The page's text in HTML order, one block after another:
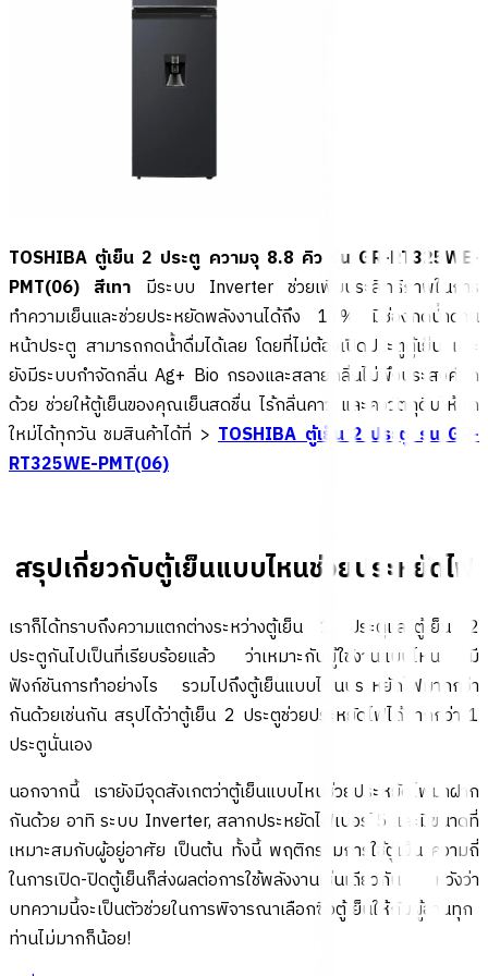
TOSHIBA ตู้เย็น 2 ประตู ความจุ 8.8 คิว รุ่น GR-RT325WE-
PMT(06) สีเทา มีระบบ Inverter ช่วยเพิ่มประสิทธิภาพในการ
ทำความเย็นและช่วยประหยัดพลังงานได้ถึง 17% มีช่องกดน้ำด้าน
หน้าประตู สามารถกดน้ำดื่มได้เลย โดยที่ไม่ต้องเปิดประตูตู้เย็น และ
ยังมีระบบกำจัดกลิ่น Ag+ Bio กรองและสลายกลิ่นไม่พึงประสงค์อีก
ด้วย ช่วยให้ตู้เย็นของคุณเย็นสดชื่น ไร้กลิ่นคาว และคงวัตถุดิบให้สด
ใหม่ได้ทุกวัน ชมสินค้าได้ที่ >TOSHIBA ตู้เย็น 2 ประตู รุ่น GR-
RT325WE-PMT(06)
สรุปเกี่ยวกับตู้เย็นแบบไหนช่วยประหยัดไฟ
เราก็ได้ทราบถึงความแตกต่างระหว่างตู้เย็น 1 ประตูและตู้เย็น 2
ประตูกันไปเป็นที่เรียบร้อยแล้ว ว่าเหมาะกับผู้ใช้งานแบบไหน มี
ฟังก์ชันการทำอย่างไร รวมไปถึงตู้เย็นแบบไหนประหยัดไฟมากกว่า
กันด้วยเช่นกัน สรุปได้ว่าตู้เย็น 2 ประตูช่วยประหยัดไฟได้มากกว่า 1
ประตูนั่นเอง
นอกจากนี้ เรายังมีจุดสังเกตว่าตู้เย็นแบบไหนช่วยประหยัดไฟมาฝาก
กันด้วย อาทิ ระบบ Inverter, สลากประหยัดไฟเบอร์ 5 และมีขนาดที่
เหมาะสมกับผู้อยู่อาศัย เป็นต้น ทั้งนี้ พฤติกรรมการใช้ตู้เย็น ความถี่
ในการเปิด-ปิดตู้เย็นก็ส่งผลต่อการใช้พลังงานเช่นเดียวกัน หวังว่า
บทความนี้จะเป็นตัวช่วยในการพิจารณาเลือกซื้อตู้เย็นให้กับผู้อ่านทุก
ท่านไม่มากก็น้อย!